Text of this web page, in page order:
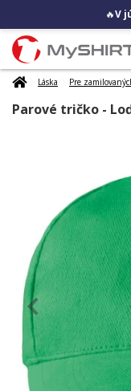
🔥V
Láska Pre
Parové tričko -